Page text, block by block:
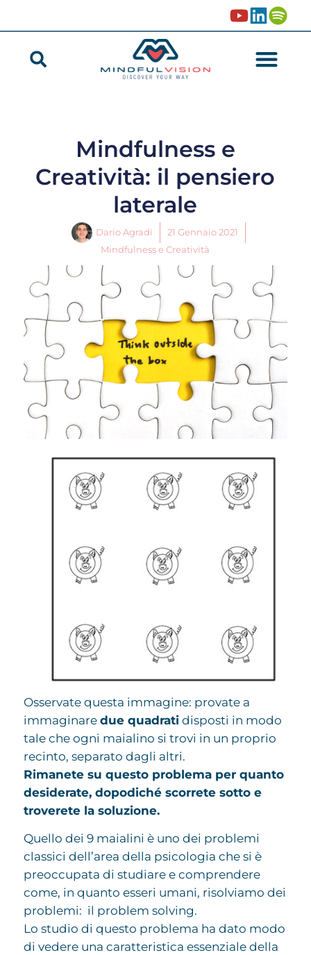
Mindfulness e
Creatività: il pensiero
laterale
Dario Agradi
21 Gennaio 2021
Mindfulness e Creatività
Osservate questa immagine: provate a
immaginare due quadratidisposti in modo
tale che ogni maialino si trovi in un proprio
recinto, separato dagli altri.
Rimanete su questo problema per quanto
desiderate, dopodiché scorrete sotto e
troverete la soluzione.
Quello dei 9 maialini è uno dei problemi
classici dell’area della psicologia che si è
preoccupata di studiare e comprendere
come, in quanto esseri umani, risolviamo dei
problemi: il problem solving.
Lo studio di questo problema ha dato modo
di vedere una caratteristica essenziale della